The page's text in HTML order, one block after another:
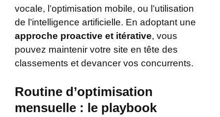
vocale, l’optimisation mobile, ou l’utilisation
de l’intelligence artificielle. En adoptant une
approche proactive et itérative, vous
pouvez maintenir votre site en tête des
classements et devancer vos concurrents.
Routine d’optimisation
mensuelle : le playbook